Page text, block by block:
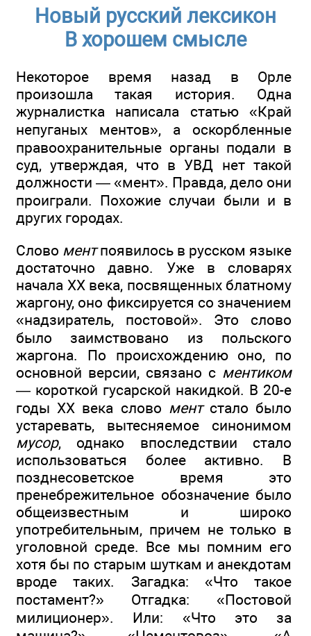
Новый русский лексикон
В хорошем смысле
Некоторое время назад в Орле
произошла такая история. Одна
журналистка написала статью «Край
непуганых ментов», а оскорбленные
правоохранительные органы подали в
суд, утверждая, что в УВД нет такой
должности — «мент». Правда, дело они
проиграли. Похожие случаи были и в
других городах.
Слово ментпоявилось в русском языке
достаточно давно. Уже в словарях
начала XX века, посвященных блатному
жаргону, оно фиксируется со значением
«надзиратель, постовой». Это слово
было заимствовано из польского
жаргона. По происхождению оно, по
основной версии, связано с ментиком
— короткой гусарской накидкой. В 20-е
годы XX века слово ментстало было
устаревать, вытесняемое синонимом
мусор, однако впоследствии стало
использоваться более активно. В
позднесоветское время это
пренебрежительное обозначение было
общеизвестным и широко
употребительным, причем не только в
уголовной среде. Все мы помним его
хотя бы по старым шуткам и анекдотам
вроде таких. Загадка: «Что такое
постамент?» Отгадка: «Постовой
милиционер». Или: «Что это за